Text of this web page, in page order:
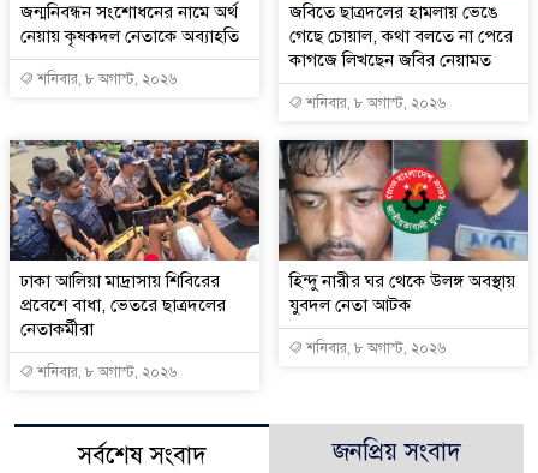
জন্মনিবন্ধন সংশোধনের নামে অর্থ
নেয়ায় কৃষকদল নেতাকে অব্যাহতি
শনিবার, ৮ অগাস্ট, ২০২৬
জবিতে ছাত্রদলের হামলায় ভেঙে
গেছে চোয়াল, কথা বলতে না পেরে
কাগজে লিখছেন জবির নেয়ামত
শনিবার, ৮ অগাস্ট, ২০২৬
ঢাকা আলিয়া মাদ্রাসায় শিবিরের
প্রবেশে বাধা, ভেতরে ছাত্রদলের
নেতাকর্মীরা
শনিবার, ৮ অগাস্ট, ২০২৬
হিন্দু নারীর ঘর থেকে উলঙ্গ অবস্থায়
যুবদল নেতা আটক
শনিবার, ৮ অগাস্ট, ২০২৬
সর্বশেষ সংবাদ জনপ্রিয় সংবাদ